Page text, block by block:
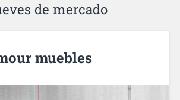
de mercado
muebles